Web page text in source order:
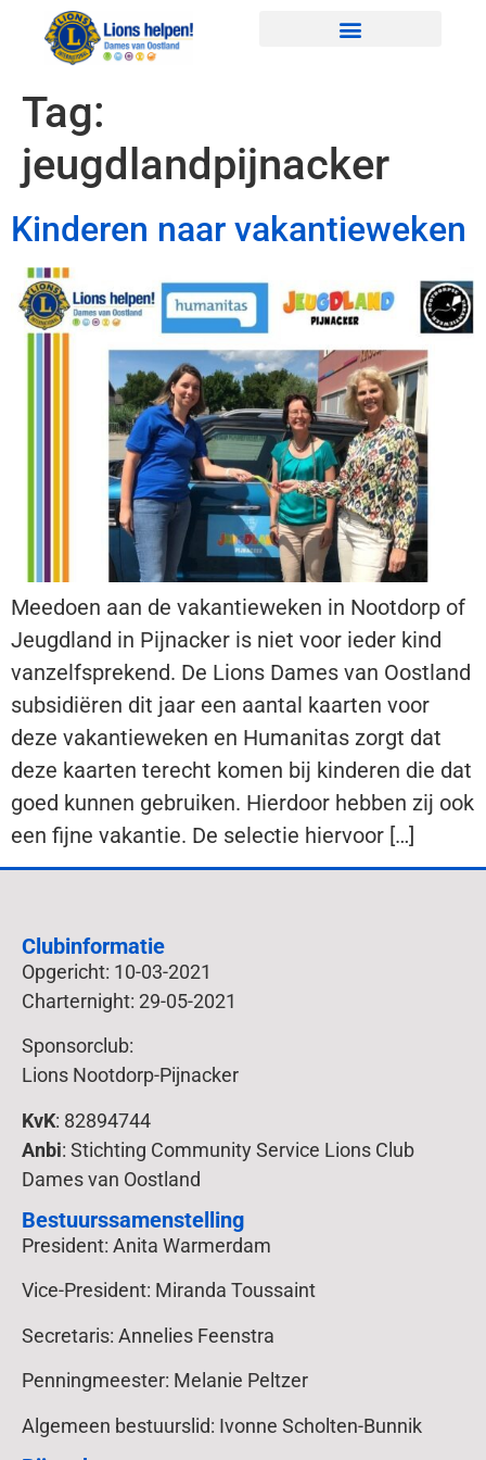
Tag:
jeugdlandpijnacker
Kinderen naar vakantieweken
Meedoen aan de vakantieweken in Nootdorp of
Jeugdland in Pijnacker is niet voor ieder kind
vanzelfsprekend. De Lions Dames van Oostland
subsidiëren dit jaar een aantal kaarten voor
deze vakantieweken en Humanitas zorgt dat
deze kaarten terecht komen bij kinderen die dat
goed kunnen gebruiken. Hierdoor hebben zij ook
een fijne vakantie. De selectie hiervoor […]
Clubinformatie
Opgericht: 10-03-2021
Charternight: 29-05-2021
Sponsorclub:
Lions Nootdorp-Pijnacker
KvK: 82894744
Anbi: Stichting Community Service Lions Club
Dames van Oostland
Bestuurssamenstelling
President: Anita Warmerdam
Vice-President: Miranda Toussaint
Secretaris: Annelies Feenstra
Penningmeester: Melanie Peltzer
Algemeen bestuurslid: Ivonne Scholten-Bunnik